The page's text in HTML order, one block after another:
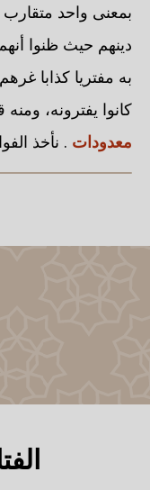
بمعنى واحد
دينهم حيث ظنوا
به مفتريا كذابا
كانوا يفترونه، ومنه
معدودات . نأخذ